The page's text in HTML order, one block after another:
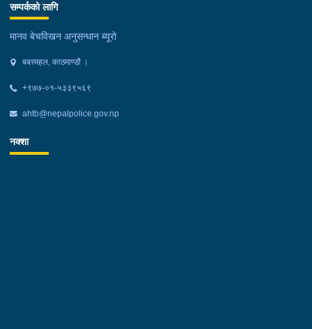
सम्पर्कको लागि
मानव बेचविखन अनुसन्धान ब्यूरो
बबरमहल, काठमाण्डौ ।
+९७७-०१-५३३९५६९
ahtb@nepalpolice.gov.np
नक्शा